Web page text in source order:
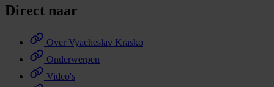
Direct naar
Over Vyacheslav Krasko
Onderwerpen
Video's